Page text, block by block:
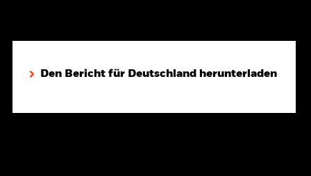
Den Bericht für Deutschland herunterladen